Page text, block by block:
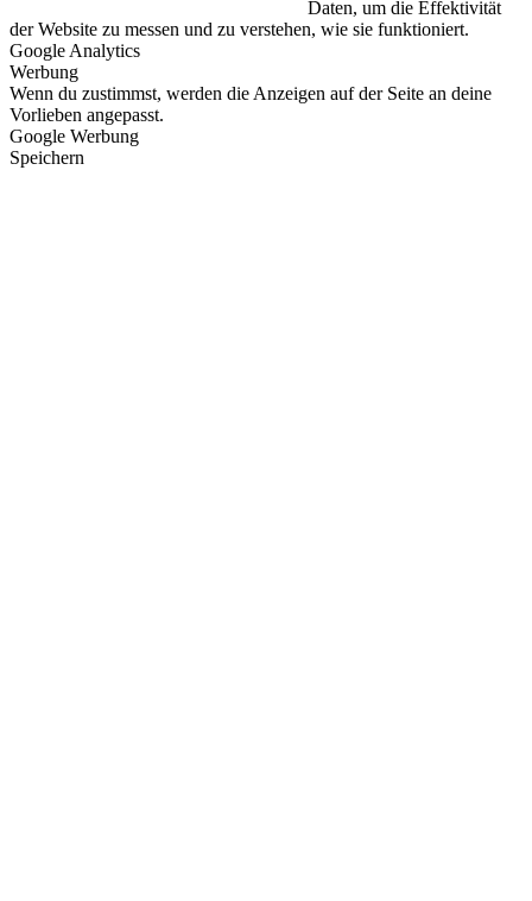
Daten, um die Effektivität
der Website zu messen und zu verstehen, wie sie funktioniert.
Google Analytics
Werbung
Wenn du zustimmst, werden die Anzeigen auf der Seite an deine
Vorlieben angepasst.
Google Werbung
Speichern